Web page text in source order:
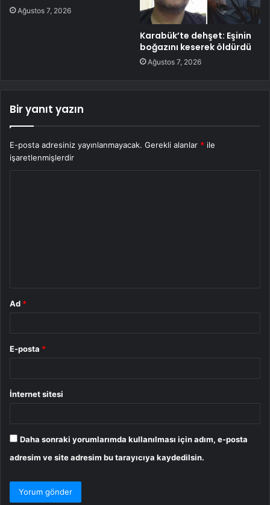
Ağustos 7, 2026
Karabük’te dehşet: Eşinin
boğazını keserek öldürdü
Ağustos 7, 2026
Bir yanıt yazın
E-posta adresiniz yayınlanmayacak. Gerekli alanlar * ile
işaretlenmişlerdir
Ad *
E-posta *
İnternet sitesi
Daha sonraki yorumlarımda kullanılması için adım, e-posta
adresim ve site adresim bu tarayıcıya kaydedilsin.